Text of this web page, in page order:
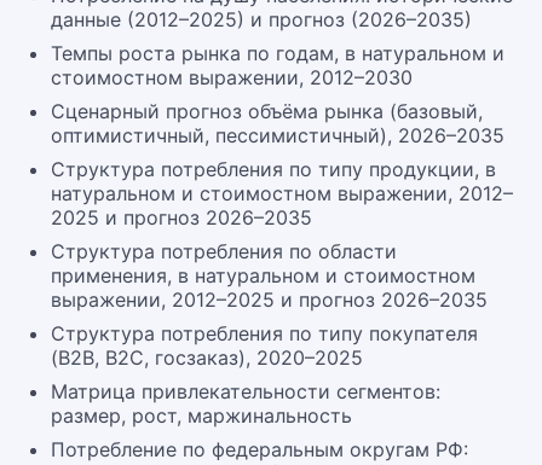
данные (2012–2025) и прогноз (2026–2035)
Темпы роста рынка по годам, в натуральном и
стоимостном выражении, 2012–2030
Сценарный прогноз объёма рынка (базовый,
оптимистичный, пессимистичный), 2026–2035
Структура потребления по типу продукции, в
натуральном и стоимостном выражении, 2012–
2025 и прогноз 2026–2035
Структура потребления по области
применения, в натуральном и стоимостном
выражении, 2012–2025 и прогноз 2026–2035
Структура потребления по типу покупателя
(B2B, B2C, госзаказ), 2020–2025
Матрица привлекательности сегментов:
размер, рост, маржинальность
Потребление по федеральным округам РФ: